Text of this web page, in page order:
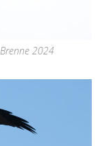
2024